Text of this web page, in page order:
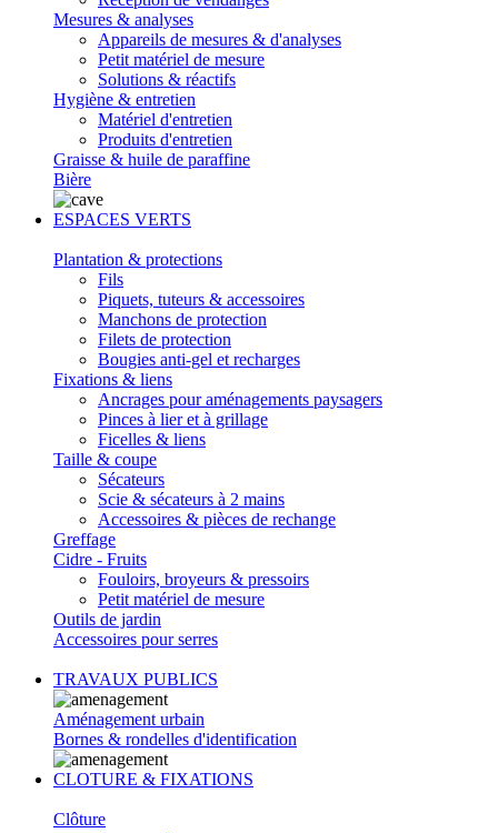
Mesures & analyses
Appareils de mesures & d'analyses
Petit matériel de mesure
Solutions & réactifs
Hygiène & entretien
Matériel d'entretien
Produits d'entretien
Graisse & huile de paraffine
Bière
ESPACES VERTS
Plantation & protections
Fils
Piquets, tuteurs & accessoires
Manchons de protection
Filets de protection
Bougies anti-gel et recharges
Fixations & liens
Ancrages pour aménagements paysagers
Pinces à lier et à grillage
Ficelles & liens
Taille & coupe
Sécateurs
Scie & sécateurs à 2 mains
Accessoires & pièces de rechange
Greffage
Cidre - Fruits
Fouloirs, broyeurs & pressoirs
Petit matériel de mesure
Outils de jardin
Accessoires pour serres
TRAVAUX PUBLICS
Aménagement urbain
Bornes & rondelles d'identification
CLOTURE & FIXATIONS
Clôture